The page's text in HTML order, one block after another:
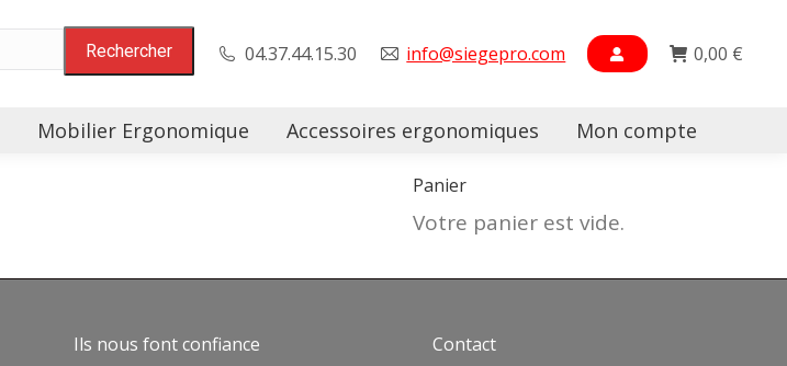
04.37.44.15.30 info@siegepro.com 0,00 €
Mobilier Ergonomique Accessoires ergonomiques Mon compte
Panier
Votre panier est vide.
Ils nous font confiance Contact